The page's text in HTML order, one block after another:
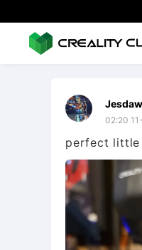
02:20
perfect little